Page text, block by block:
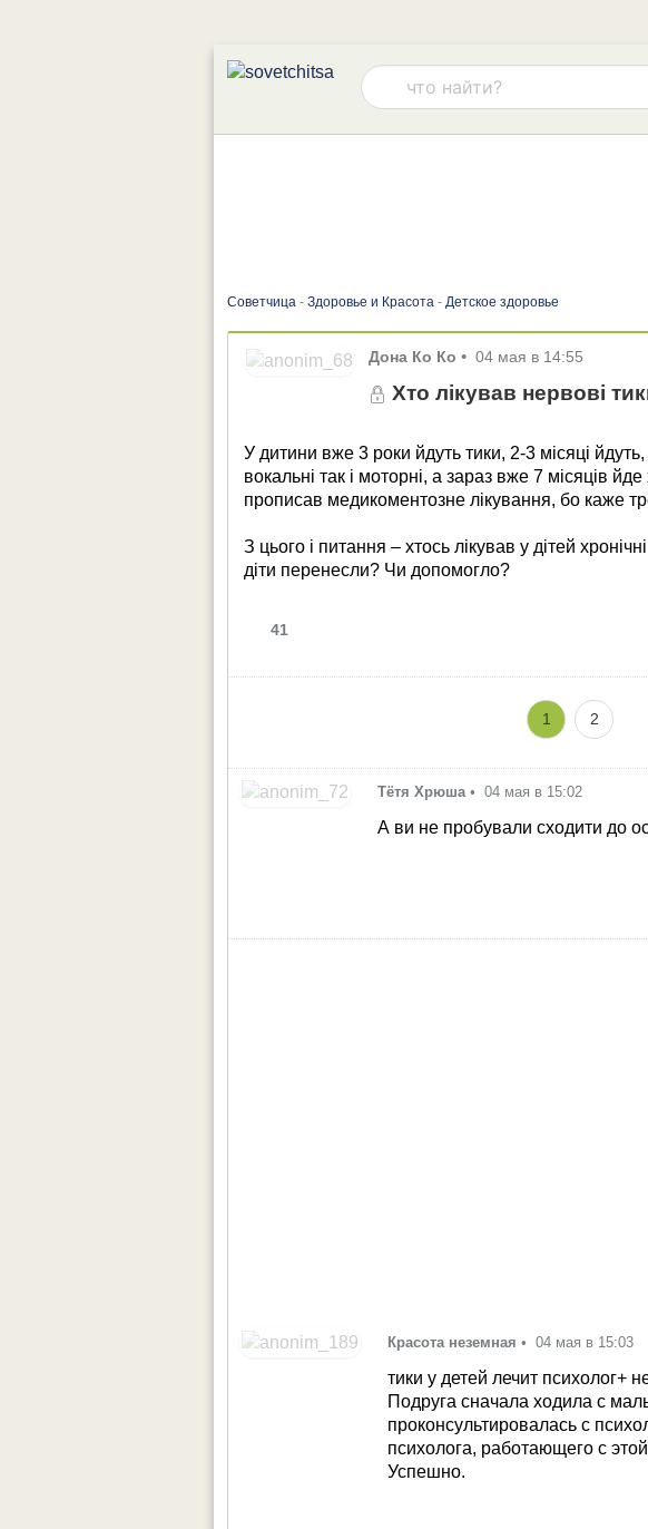
Советчица - Здоровье и Красота - Детское здоровье
Дона Ко Ко • 04 мая в 14:55
Хто лікував нервові
У дитини вже 3 роки йдуть тики, 2-3 місяці йдуть,
вокальні так і моторні, а зараз вже 7 місяців
прописав медикоментозне лікування, бо каже
З цього і питання – хтось лікував у дітей
діти перенесли? Чи допомогло?
41
1 2
Тётя Хрюша • 04 мая в 15:02
А ви не пробували сходити до
Красота неземная • 04 мая в 15:03
тики у детей лечит психолог+
Подруга сначала ходила с
проконсультировалась с
психолога, работающего с
Успешно.